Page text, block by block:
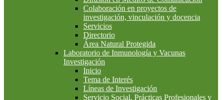
Colaboración en proyectos de
investigación, vinculación y docencia
Servicios
Directorio
Área Natural Protegida
Laboratorio de Inmunología y Vacunas
Investigación
Inicio
Tema de Interés
Líneas de Investigación
Servicio Social, Prácticas Profesionales y